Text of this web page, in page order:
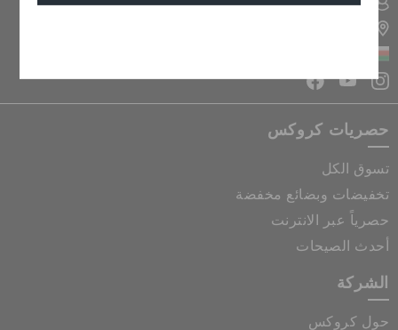
تسجيل الدخول الى حسابي
حصريات كروكس
تسوق الكل
تخفيضات وبضائع مخفضة
حصرياً عبر الانترنت
أحدث الصيحات
الشركة
حول كروكس